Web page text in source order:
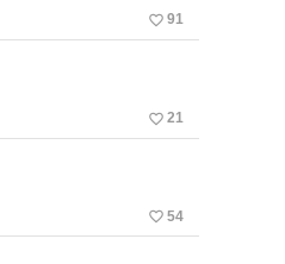
favorite_border 91
favorite_border 21
favorite_border 54